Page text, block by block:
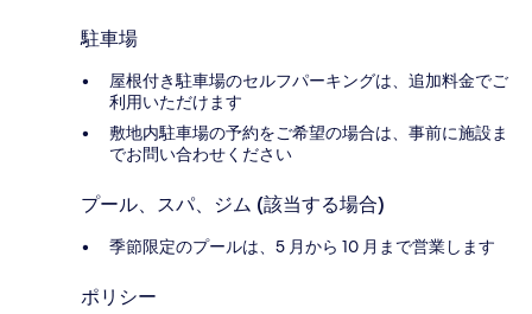
駐車場
屋根付き駐車場のセルフパーキングは、追加料金でご
利用いただけます
敷地内駐車場の予約をご希望の場合は、事前に施設ま
でお問い合わせください
プール、スパ、ジム (該当する場合)
季節限定のプールは、5 月から 10 月まで営業します
ポリシー